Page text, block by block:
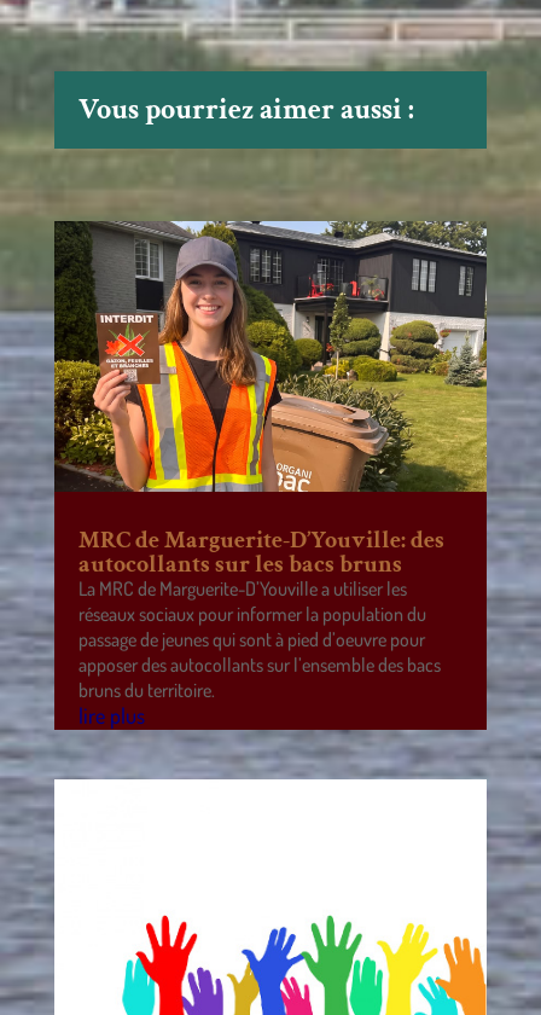
Vous pourriez aimer aussi :
MRC de Marguerite-D’Youville: des
autocollants sur les bacs bruns
La MRC de Marguerite-D’Youville a utiliser les
réseaux sociaux pour informer la population du
passage de jeunes qui sont à pied d’oeuvre pour
apposer des autocollants sur l’ensemble des bacs
bruns du territoire.
lire plus